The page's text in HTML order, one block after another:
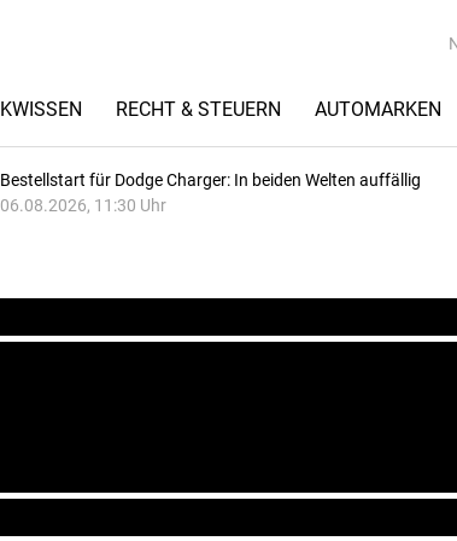
RECHT & STEUERN AUTOMARKEN
Bestellstart für Dodge Charger: In beiden Welten auffällig
06.08.2026, 11:30 Uhr